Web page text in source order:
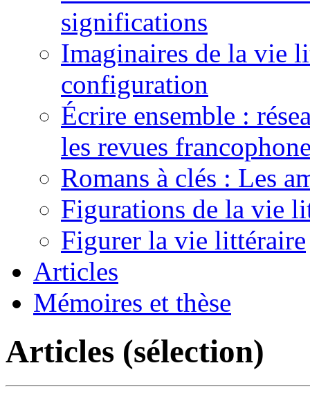
significations
Imaginaires de la vie
configuration
Écrire ensemble :
les revues
Romans à clés : Les
Figurations de la vie
Figurer la vie littéraire
Articles
Mémoires et thèse
Articles (sélection)